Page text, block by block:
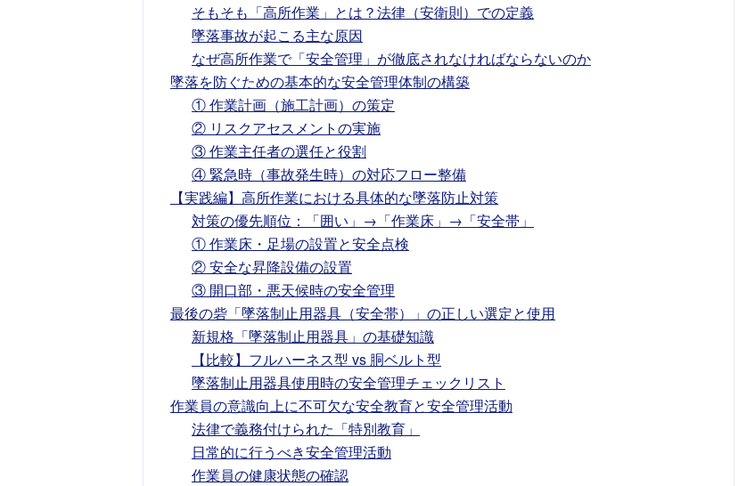
そもそも「高所作業」とは？法律（安衛則）での定義
墜落事故が起こる主な原因
なぜ高所作業で「安全管理」が徹底されなければならないのか
墜落を防ぐための基本的な安全管理体制の構築
① 作業計画（施工計画）の策定
② リスクアセスメントの実施
③ 作業主任者の選任と役割
④ 緊急時（事故発生時）の対応フロー整備
【実践編】高所作業における具体的な墜落防止対策
対策の優先順位：「囲い」→「作業床」→「安全帯」
① 作業床・足場の設置と安全点検
② 安全な昇降設備の設置
③ 開口部・悪天候時の安全管理
最後の砦「墜落制止用器具（安全帯）」の正しい選定と使用
新規格「墜落制止用器具」の基礎知識
【比較】フルハーネス型 vs 胴ベルト型
墜落制止用器具使用時の安全管理チェックリスト
作業員の意識向上に不可欠な安全教育と安全管理活動
法律で義務付けられた「特別教育」
日常的に行うべき安全管理活動
作業員の健康状態の確認